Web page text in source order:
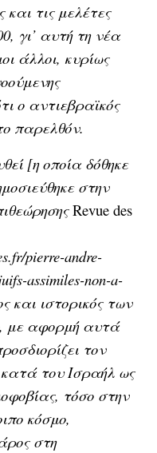
τις μελέτες
γι’ αυτή τη νέα
άλλοι, κυρίως
ο αντιεβραϊκός
παρελθόν.
[η οποία δόθηκε
στην
Revue des
pierre-andre-
assimiles-non-a-
και ιστορικός των
με αφορμή αυτά
τον
κατά του Ισραήλ ως
τόσο στην
κόσμο,
στη